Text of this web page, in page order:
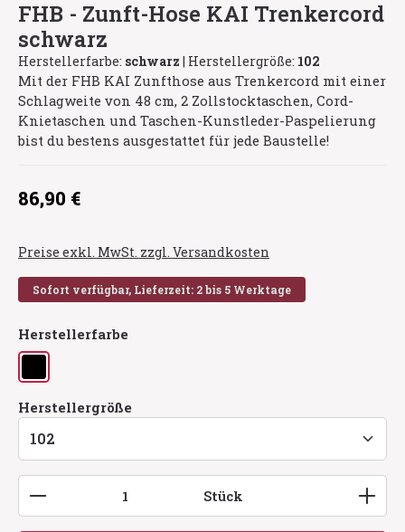
FHB - Zunft-Hose KAI Trenkercord
schwarz
Herstellerfarbe: schwarz | Herstellergröße: 102
Mit der FHB KAI Zunfthose aus Trenkercord mit einer
Schlagweite von 48 cm, 2 Zollstocktaschen, Cord-
Knietaschen und Taschen-Kunstleder-Paspelierung
bist du bestens ausgestattet für jede Baustelle!
Regulärer Preis:
86,90 €
Preise exkl. MwSt. zzgl. Versandkosten
Sofort verfügbar, Lieferzeit: 2 bis 5 Werktage
Herstellerfarbe
schwarz
Herstellergröße
Produkt Anzahl: Gib den gewünschten Wert
Stück